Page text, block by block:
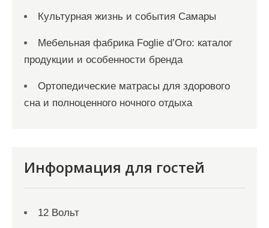
Культурная жизнь и события Самары
Мебельная фабрика Foglie d’Oro: каталог
продукции и особенности бренда
Ортопедические матрасы для здорового
сна и полноценного ночного отдыха
Информация для гостей
12 Вольт